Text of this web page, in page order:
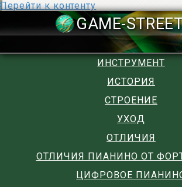
Перейти к контенту
ИНСТРУМЕНТ
ИСТОРИЯ
СТРОЕНИЕ
УХОД
ОТЛИЧИЯ
ОТЛИЧИЯ ПИАНИНО ОТ
ЦИФРОВОЕ